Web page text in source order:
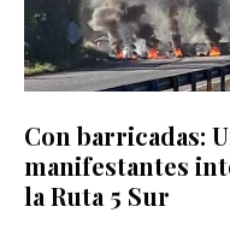
Con barricadas:
manifestantes
la Ruta 5 Sur